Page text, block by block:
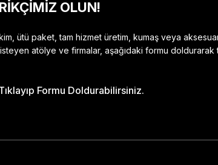
OLUN!
ütü paket, tam hizmet üretim, kumaş veya
isteyen atölye ve firmalar, aşağıdaki formu doldurarak
Formu Doldurabilirsiniz.